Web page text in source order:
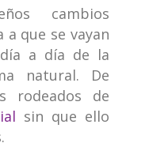
cambios
a que se vayan
a día de la
natural. De
rodeados de
sin que ello